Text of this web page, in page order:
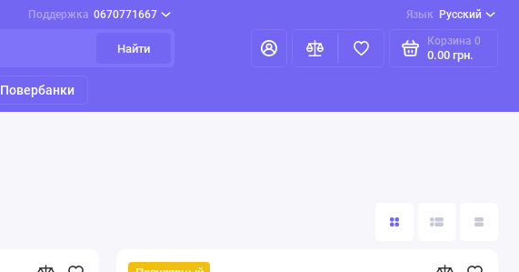
Поддержка 0670771667 Язык Русский
Найти
Корзина 0
0.00 грн.
Повербанки